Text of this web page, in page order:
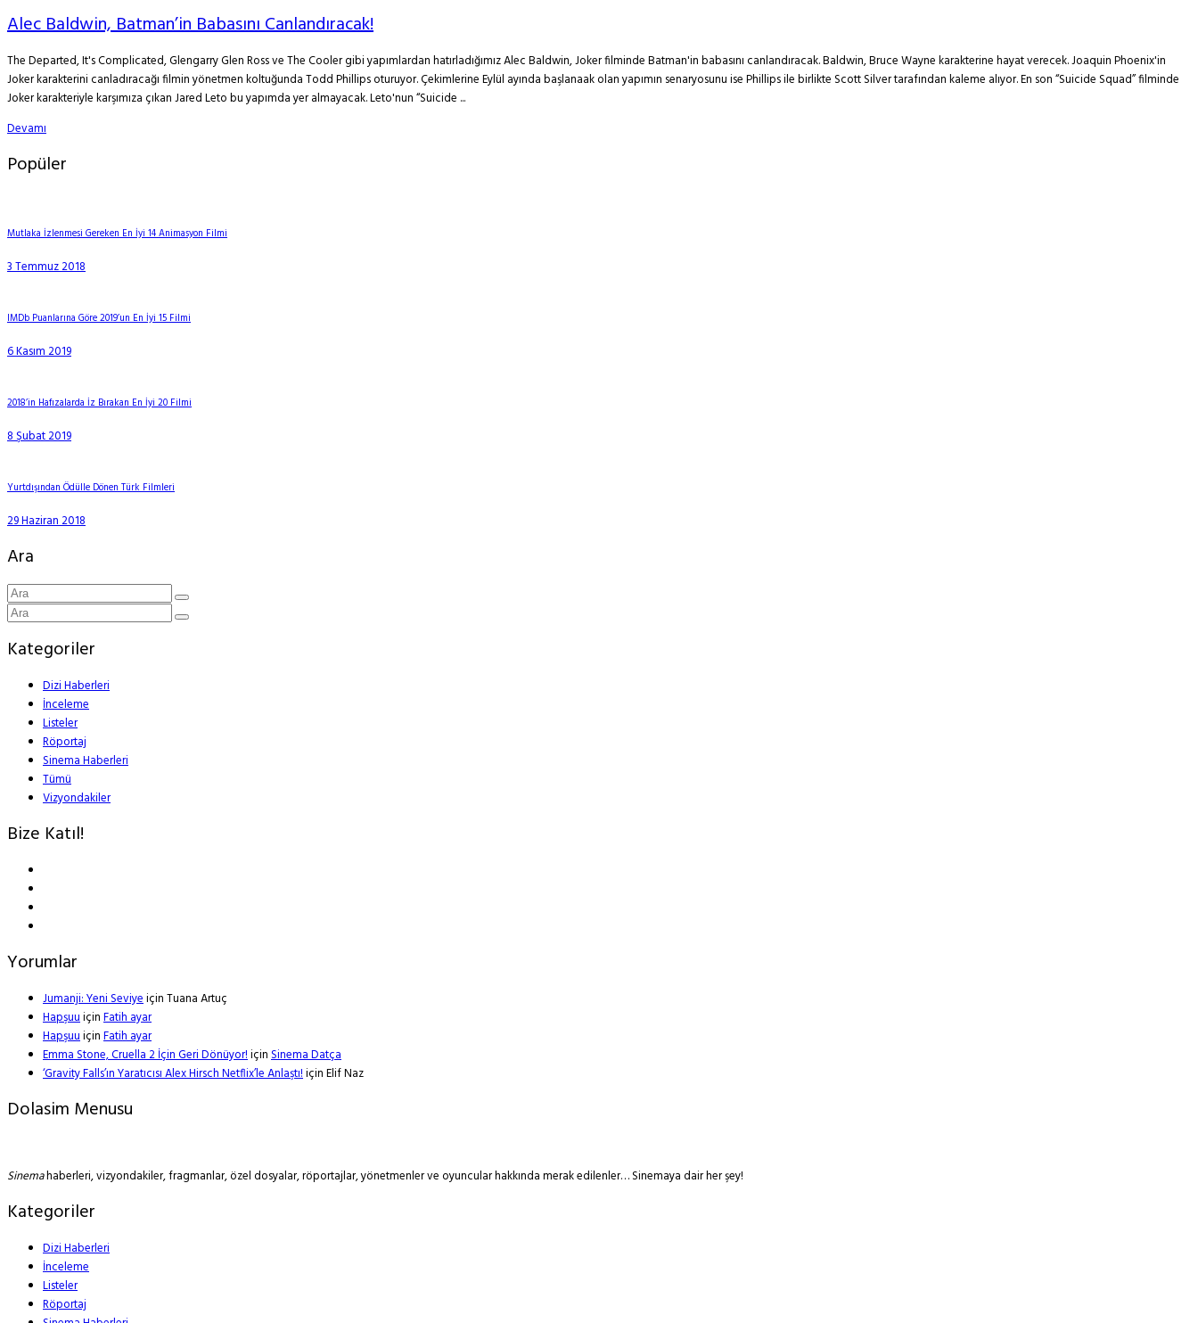
Alec Baldwin, Batman’in Babasını Canlandıracak!
The Departed, It's Complicated, Glengarry Glen Ross ve The Cooler gibi yapımlardan hatırladığımız Alec Baldwin, Joker filminde Batman'in babasını canlandıracak. Baldwin, Bruce Wayne karakterine hayat verecek. Joaquin Phoenix'in
Joker karakterini canladıracağı filmin yönetmen koltuğunda Todd Phillips oturuyor. Çekimlerine Eylül ayında başlanaak olan yapımın senaryosunu ise Phillips ile birlikte Scott Silver tarafından kaleme alıyor. En son “Suicide Squad” filminde
Joker karakteriyle karşımıza çıkan Jared Leto bu yapımda yer almayacak. Leto'nun “Suicide ...
Devamı
Popüler
Mutlaka İzlenmesi Gereken En İyi 14 Animasyon Filmi
3 Temmuz 2018
IMDb Puanlarına Göre 2019’un En İyi 15 Filmi
6 Kasım 2019
2018’in Hafızalarda İz Bırakan En İyi 20 Filmi
8 Şubat 2019
Yurtdışından Ödülle Dönen Türk Filmleri
29 Haziran 2018
Ara
Kategoriler
Dizi Haberleri
İnceleme
Listeler
Röportaj
Sinema Haberleri
Tümü
Vizyondakiler
Bize Katıl!
Yorumlar
Jumanji: Yeni SeviyeiçinTuana Artuç
HapşuuiçinFatih ayar
HapşuuiçinFatih ayar
Emma Stone, Cruella 2 İçin Geri Dönüyor!içinSinema Datça
‘Gravity Falls’ın Yaratıcısı Alex Hirsch Netflix’le Anlaştı!içinElif Naz
Dolasim Menusu
Sinemahaberleri, vizyondakiler, fragmanlar, özel dosyalar, röportajlar, yönetmenler ve oyuncular hakkında merak edilenler… Sinemaya dair her şey!
Kategoriler
Dizi Haberleri
İnceleme
Listeler
Röportaj